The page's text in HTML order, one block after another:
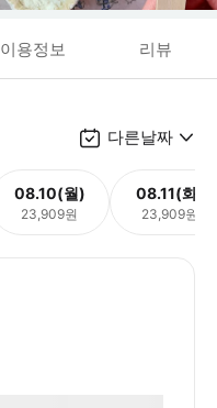
이용정보 리뷰
다른날짜
08.10(월)
23,909원
08.11(화)
23,909원